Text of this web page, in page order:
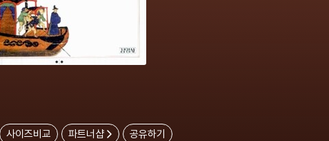
사이즈비교 파트너샵 공유하기